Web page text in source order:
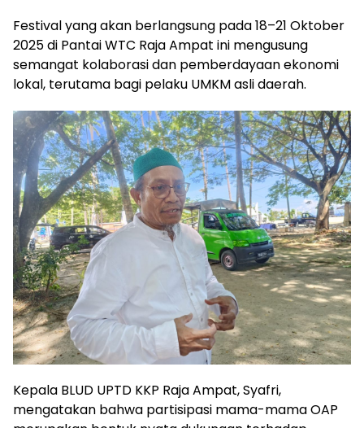
Festival yang akan berlangsung pada 18–21 Oktober
2025 di Pantai WTC Raja Ampat ini mengusung
semangat kolaborasi dan pemberdayaan ekonomi
lokal, terutama bagi pelaku UMKM asli daerah.
Kepala BLUD UPTD KKP Raja Ampat, Syafri,
mengatakan bahwa partisipasi mama-mama OAP